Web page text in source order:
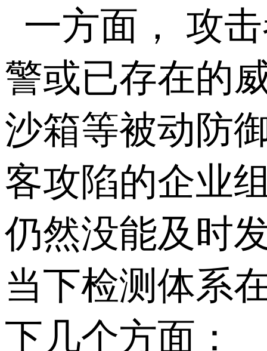
一方面， 攻
警或已存在的
沙箱等被动防
客攻陷的企业
仍然没能及时
当下检测体系
下几个方面：